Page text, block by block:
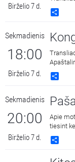
Birželio 7 d.
Sekmadienis
18:00
Birželio 7 d.
Sekmadienis
20:00
Birželio 7 d.
Apie
tiesint